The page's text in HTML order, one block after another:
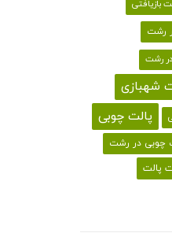
بازیافتی
رشت
رشت
شهبازی
پالت چوبی
چوبی در رشت
پالت